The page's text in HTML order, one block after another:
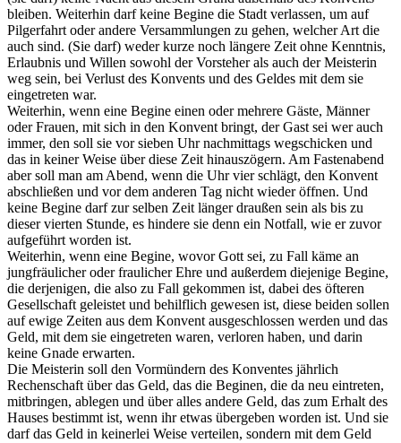
bleiben. Weiterhin darf keine Begine die Stadt verlassen, um auf
Pilgerfahrt oder andere Versammlungen zu gehen, welcher Art die
auch sind. (Sie darf) weder kurze noch längere Zeit ohne Kenntnis,
Erlaubnis und Willen sowohl der Vorsteher als auch der Meisterin
weg sein, bei Verlust des Konvents und des Geldes mit dem sie
eingetreten war.
Weiterhin, wenn eine Begine einen oder mehrere Gäste, Männer
oder Frauen, mit sich in den Konvent bringt, der Gast sei wer auch
immer, den soll sie vor sieben Uhr nachmittags wegschicken und
das in keiner Weise über diese Zeit hinauszögern. Am Fastenabend
aber soll man am Abend, wenn die Uhr vier schlägt, den Konvent
abschließen und vor dem anderen Tag nicht wieder öffnen. Und
keine Begine darf zur selben Zeit länger draußen sein als bis zu
dieser vierten Stunde, es hindere sie denn ein Notfall, wie er zuvor
aufgeführt worden ist.
Weiterhin, wenn eine Begine, wovor Gott sei, zu Fall käme an
jungfräulicher oder fraulicher Ehre und außerdem diejenige Begine,
die derjenigen, die also zu Fall gekommen ist, dabei des öfteren
Gesellschaft geleistet und behilflich gewesen ist, diese beiden sollen
auf ewige Zeiten aus dem Konvent ausgeschlossen werden und das
Geld, mit dem sie eingetreten waren, verloren haben, und darin
keine Gnade erwarten.
Die Meisterin soll den Vormündern des Konventes jährlich
Rechenschaft über das Geld, das die Beginen, die da neu eintreten,
mitbringen, ablegen und über alles andere Geld, das zum Erhalt des
Hauses bestimmt ist, wenn ihr etwas übergeben worden ist. Und sie
darf das Geld in keinerlei Weise verteilen, sondern mit dem Geld